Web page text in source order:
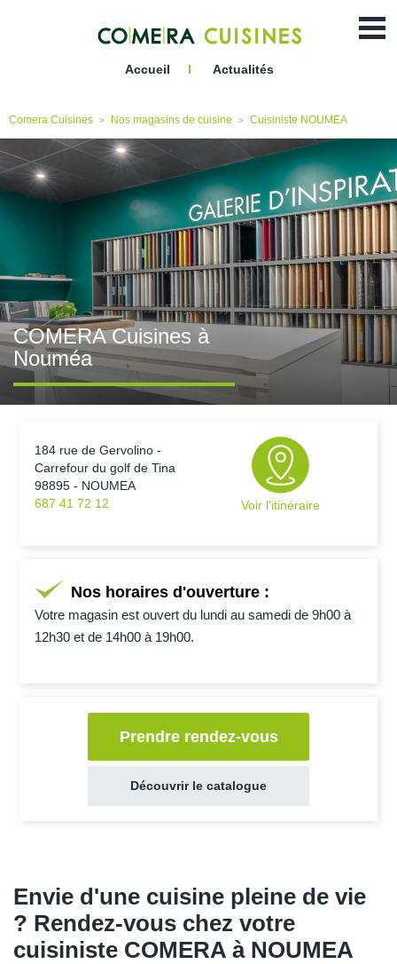
Accueil I Actualités
Comera Cuisines > Nos magasins de cuisine > Cuisiniste NOUMEA
COMERA Cuisines à
Nouméa
184 rue de Gervolino -
Carrefour du golf de Tina
98895 - NOUMEA
687 41 72 12
Voir l'itinéraire
Nos horaires d'ouverture :
Votre magasin est ouvert du lundi au samedi de 9h00 à
12h30 et de 14h00 à 19h00.
Prendre rendez-vous
Découvrir le catalogue
Envie d'une cuisine pleine de vie
? Rendez-vous chez votre
cuisiniste COMERA à NOUMEA